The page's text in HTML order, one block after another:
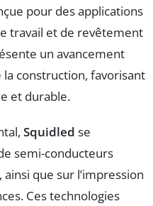
pour des applications
travail et de revêtement
un avancement
construction, favorisant
et durable.
Squidled se
semi-conducteurs
que sur l’impression
Ces technologies